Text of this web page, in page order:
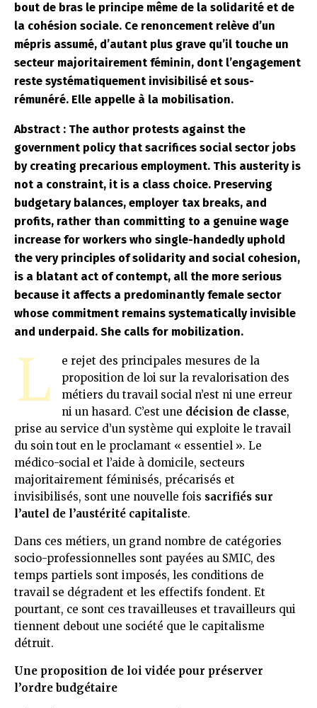
bout de bras le principe même de la solidarité et de
la cohésion sociale. Ce renoncement relève d’un
mépris assumé, d’autant plus grave qu’il touche un
secteur majoritairement féminin, dont l’engagement
reste systématiquement invisibilisé et sous-
rémunéré. Elle appelle à la mobilisation.
Abstract : The author protests against the
government policy that sacrifices social sector jobs
by creating precarious employment. This austerity is
not a constraint, it is a class choice. Preserving
budgetary balances, employer tax breaks, and
profits, rather than committing to a genuine wage
increase for workers who single-handedly uphold
the very principles of solidarity and social cohesion,
is a blatant act of contempt, all the more serious
because it affects a predominantly female sector
whose commitment remains systematically invisible
and underpaid. She calls for mobilization.
L
e rejet des principales mesures de la
proposition de loi sur la revalorisation des
métiers du travail social n’est ni une erreur
ni un hasard. C’est une décision de classe,
prise au service d’un système qui exploite le travail
du soin tout en le proclamant « essentiel ». Le
médico-social et l’aide à domicile, secteurs
majoritairement féminisés, précarisés et
invisibilisés, sont une nouvelle fois sacrifiés sur
l’autel de l’austérité capitaliste.
Dans ces métiers, un grand nombre de catégories
socio-professionnelles sont payées au SMIC, des
temps partiels sont imposés, les conditions de
travail se dégradent et les effectifs fondent. Et
pourtant, ce sont ces travailleuses et travailleurs qui
tiennent debout une société que le capitalisme
détruit.
Une proposition de loi vidée pour préserver
l’ordre budgétaire